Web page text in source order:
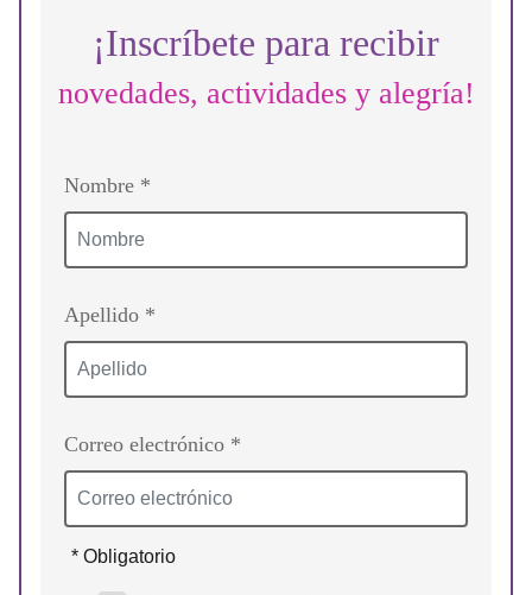
¡Inscríbete para recibir
novedades, actividades y alegría!
Nombre *
Apellido *
Correo electrónico *
* Obligatorio